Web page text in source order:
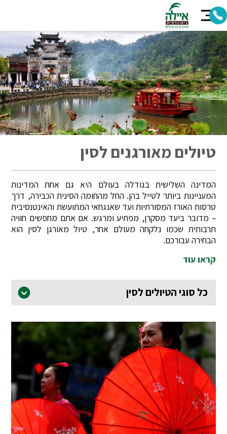
טיולים מאורגנים לסין
המדינה השלישית בגודלה בעולם היא גם אחת המדינות
המעניינות ביותר לטייל בהן. החל מהחומה הסינית הכבירה, דרך
טרסות האורז המסורתיות ועד שאנגחאי המתועשת והאינטנסיבית
– מדובר ביעד מסקרן, מפתיע ומרגש. אם אתם מחפשים חוויה
תרבותית שכמו נלקחה מעולם אחר, טיול מאורגן לסין הוא
הבחירה עבורכם.
קראו עוד
כל סוגי הטיולים לסין